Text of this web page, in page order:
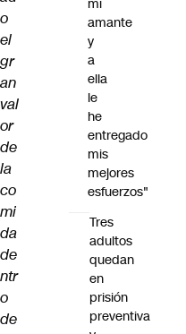
o
el
gr
an
val
or
de
la
co
mi
da
de
ntr
o
de
mi
amante
y
a
ella
le
he
entregado
mis
mejores
esfuerzos"
Tres
adultos
quedan
en
prisión
preventiva